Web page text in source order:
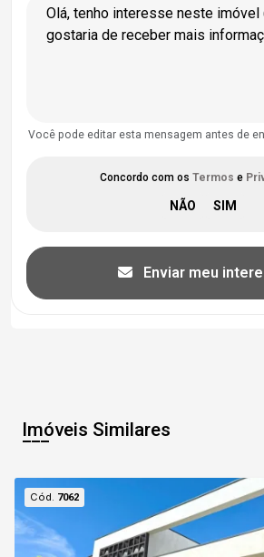
Você pode editar esta mensagem antes de
Concordo com os Termos e
Enviar meu
Imóveis Similares
Cód. 7062